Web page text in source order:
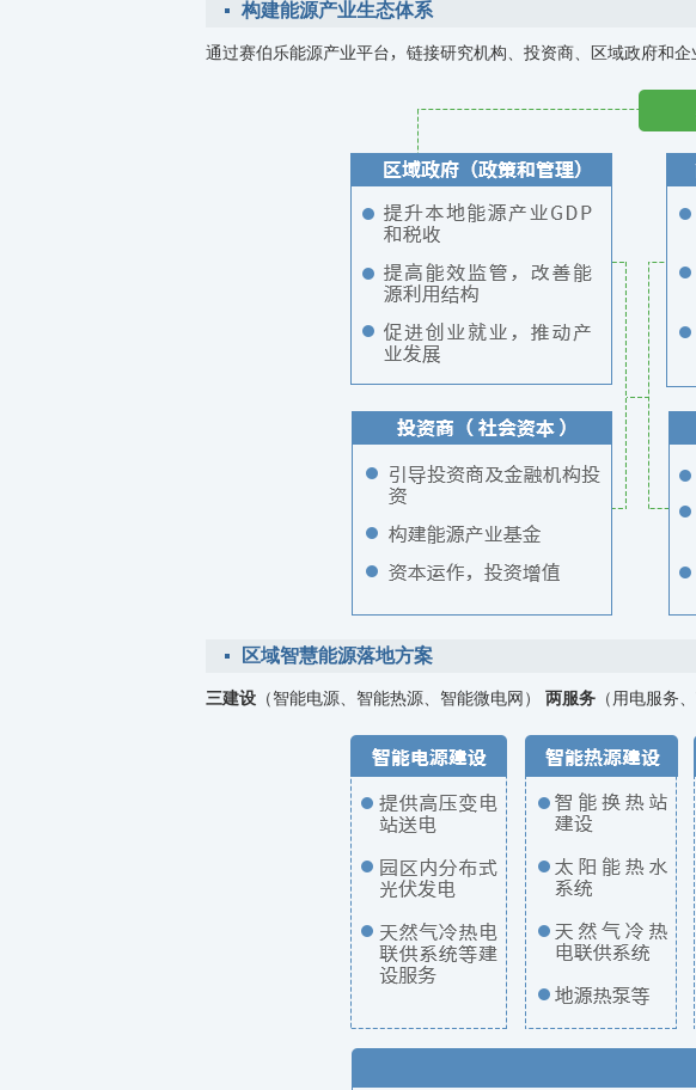
构建能源产业生态体系
通过赛伯乐能源产业平台，链接研究机构、投资商、区域政府和
区域智慧能源落地方案
三建设 （智能电源、智能热源、智能微电网） 两服务 （用电服务